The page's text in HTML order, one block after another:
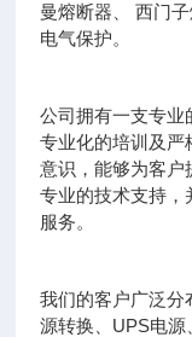
曼熔断器、 西门
电气保护。
公司拥有一支专业
专业化的培训及严
意识，能够为客户
专业的技术支持，
服务。
我们的客户广泛分
源转换、UPS电